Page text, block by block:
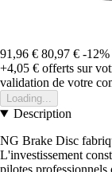
91,96 € 80,97 € -12%
+4,05 € offerts sur
validation de votre
Loading...
Description
NG Brake Disc
L'investissement
pilotes